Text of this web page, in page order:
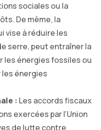
sociales ou la
De même, la
vise à réduire les
serre, peut entraîner la
les énergies fossiles ou
énergies
: Les accords fiscaux
exercées par l’Union
de lutte contre